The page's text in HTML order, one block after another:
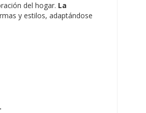
del hogar. La
y estilos, adaptándose